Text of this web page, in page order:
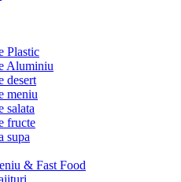
Plastic
Aluminiu
desert
meniu
salata
fructe
supa
& Fast Food